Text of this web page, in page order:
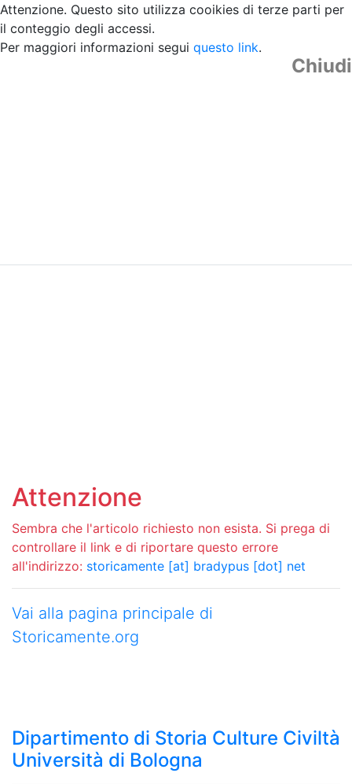
Attenzione. Questo sito utilizza cooikies di terze parti per
il conteggio degli accessi.
Per maggiori informazioni segui questo link.
Chiudi
Attenzione
Sembra che l'articolo richiesto non esista. Si prega di
controllare il link e di riportare questo errore
all'indirizzo: storicamente [at] bradypus [dot] net
Vai alla pagina principale di
Storicamente.org
Dipartimento di Storia Culture Civiltà
Università di Bologna